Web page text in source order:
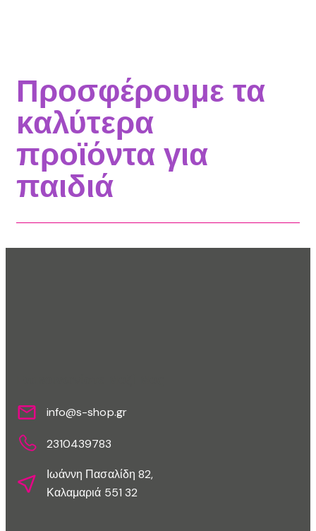
Προσφέρουμε τα
καλύτερα
προϊόντα για
παιδιά
info@s-shop.gr
2310439783
Ιωάννη Πασαλίδη 82,
Καλαμαριά 551 32